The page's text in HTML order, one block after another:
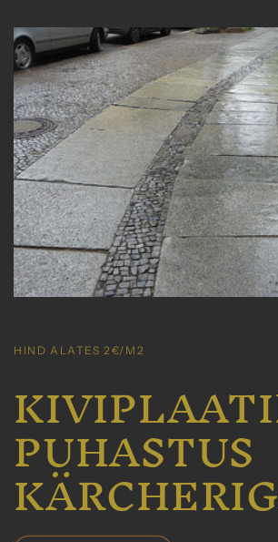
HIND ALATES 2€/M2
PUHASTUS